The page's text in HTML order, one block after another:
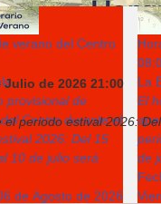
verano del Centro
provisional de
Centro durante el
2026: Del 15
10 de julio será
de Agosto de 2026
La
El
de
Julio de 2026 21:00
periodo estival 2026: